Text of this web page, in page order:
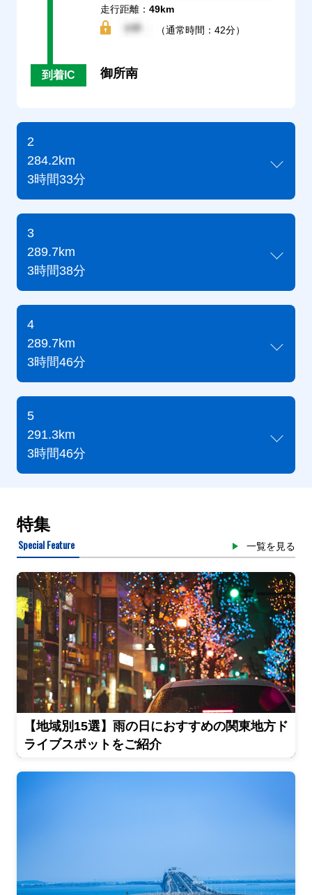
走行距離： 49km
（通常時間：42分）
到着IC 御所南
2
284.2km
3時間33分
3
289.7km
3時間38分
4
289.7km
3時間46分
5
291.3km
3時間46分
特集
Special Feature 一覧を見る
【地域別15選】雨の日におすすめの関東地方ド
ライブスポットをご紹介